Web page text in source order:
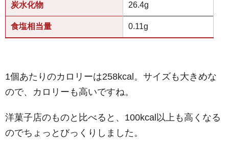
炭水化物 26.4g
食塩相当量 0.11g
1個あたりのカロリーは258kcal。サイズも大きめな
ので、カロリーも高いですね。
洋菓子店のものと比べると、100kcal以上も高くなる
のでちょっとびっくりしました。